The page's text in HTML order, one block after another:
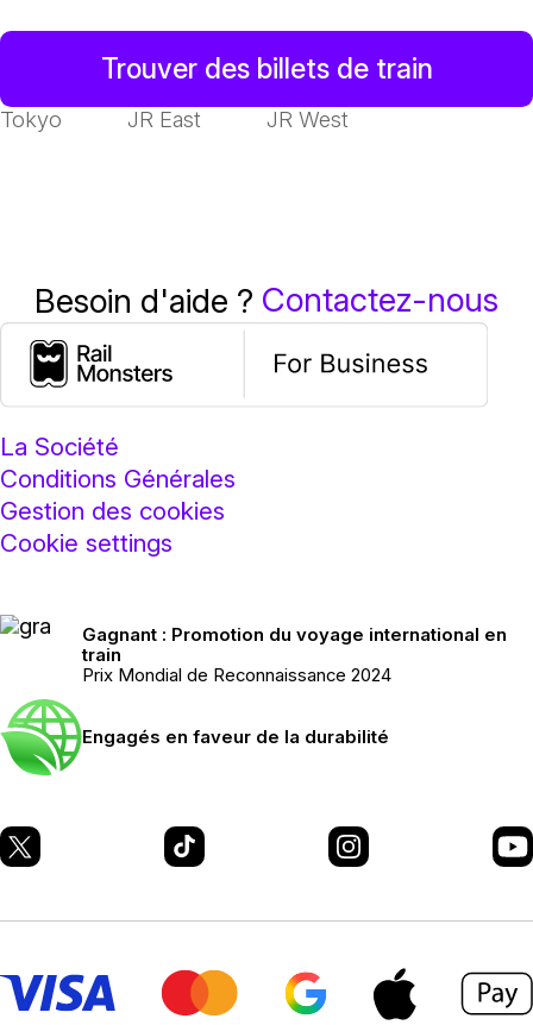
Trouver des billets de train
Tokyo JR East JR West
Besoin d'aide ? Contactez-nous
La Société
Conditions Générales
Gestion des cookies
Cookie settings
Gagnant : Promotion du voyage international en
train
Prix Mondial de Reconnaissance 2024
Engagés en faveur de la durabilité